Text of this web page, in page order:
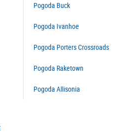
Pogoda Buck
Pogoda Ivanhoe
Pogoda Porters Crossroads
Pogoda Raketown
Pogoda Allisonia